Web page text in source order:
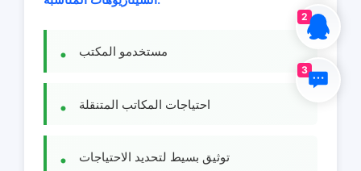
مستخدمو المكتب
احتياجات المكاتب المتنقلة
توثيق بسيط لتحديد الاحتياجات
2
3